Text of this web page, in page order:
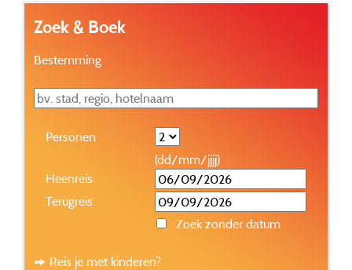
Zoek & Boek
Bestemming
Personen
(dd/mm/jjjj)
Heenreis
Terugreis
Zoek zonder datum
Reis je met kinderen?